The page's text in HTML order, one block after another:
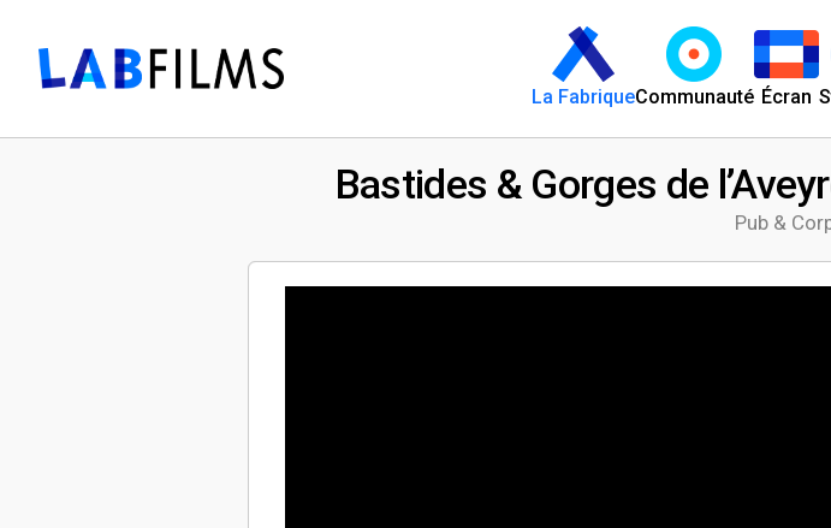
La FabriqueCommunauté Écran
Pub &
Bastides & Gorges de